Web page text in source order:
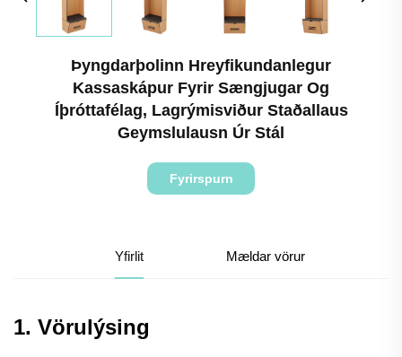
Þyngdarþolinn Hreyfikundanlegur
Kassaskápur Fyrir Sængjugar Og
Íþróttafélag, Lagrýmisviður Staðallaus
Geymslulausn Úr Stál
Fyrirspurn
Yfirlit Mældar vörur
1. Vörulýsing